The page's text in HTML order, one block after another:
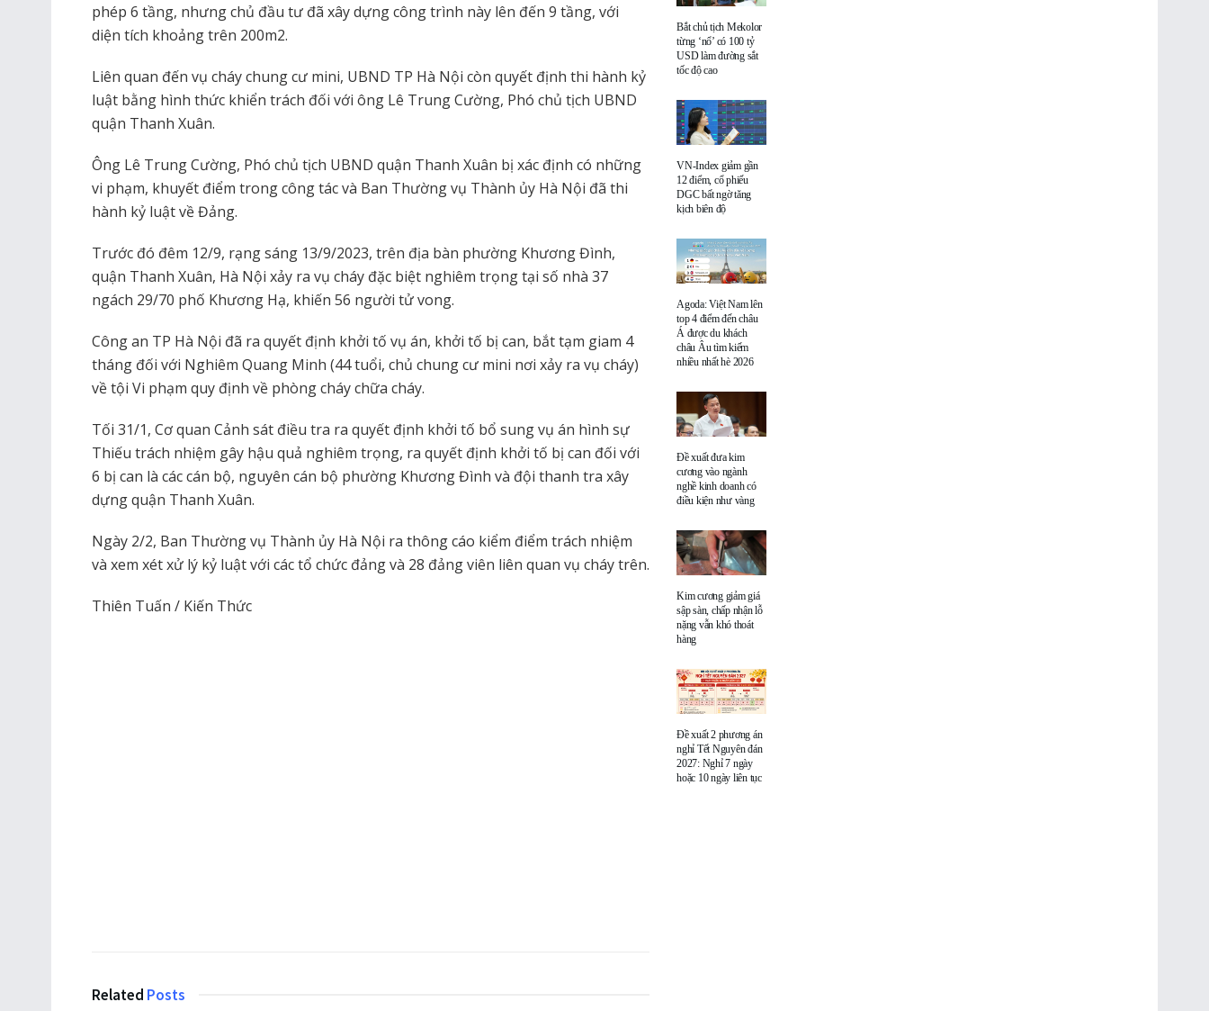
phép 6 tầng, nhưng chủ đầu tư đã xây dựng công trình này lên đến 9 tầng, với
diện tích khoảng trên 200m2.
Liên quan đến vụ cháy chung cư mini, UBND TP Hà Nội còn quyết định thi hành kỷ
luật bằng hình thức khiển trách đối với ông Lê Trung Cường, Phó chủ tịch UBND
quận Thanh Xuân.
Ông Lê Trung Cường, Phó chủ tịch UBND quận Thanh Xuân bị xác định có những
vi phạm, khuyết điểm trong công tác và Ban Thường vụ Thành ủy Hà Nội đã thi
hành kỷ luật về Đảng.
Trước đó đêm 12/9, rạng sáng 13/9/2023, trên địa bàn phường Khương Đình,
quận Thanh Xuân, Hà Nội xảy ra vụ cháy đặc biệt nghiêm trọng tại số nhà 37
ngách 29/70 phố Khương Hạ, khiến 56 người tử vong.
Công an TP Hà Nội đã ra quyết định khởi tố vụ án, khởi tố bị can, bắt tạm giam 4
tháng đối với Nghiêm Quang Minh (44 tuổi, chủ chung cư mini nơi xảy ra vụ cháy)
về tội Vi phạm quy định về phòng cháy chữa cháy.
Tối 31/1, Cơ quan Cảnh sát điều tra ra quyết định khởi tố bổ sung vụ án hình sự
Thiếu trách nhiệm gây hậu quả nghiêm trọng, ra quyết định khởi tố bị can đối với
6 bị can là các cán bộ, nguyên cán bộ phường Khương Đình và đội thanh tra xây
dựng quận Thanh Xuân.
Ngày 2/2, Ban Thường vụ Thành ủy Hà Nội ra thông cáo kiểm điểm trách nhiệm
và xem xét xử lý kỷ luật với các tổ chức đảng và 28 đảng viên liên quan vụ cháy trên.
Thiên Tuấn / Kiến Thức
Related Posts
Bắt chủ tịch Mekolor
từng ‘nổ’ có 100 tỷ
USD làm đường sắt
tốc độ cao
VN-Index giảm gần
12 điểm, cổ phiếu
DGC bất ngờ tăng
kịch biên độ
Agoda: Việt Nam lên
top 4 điểm đến châu
Á được du khách
châu Âu tìm kiếm
nhiều nhất hè 2026
Đề xuất đưa kim
cương vào ngành
nghề kinh doanh có
điều kiện như vàng
Kim cương giảm giá
sập sàn, chấp nhận lỗ
nặng vẫn khó thoát
hàng
Đề xuất 2 phương án
nghỉ Tết Nguyên đán
2027: Nghỉ 7 ngày
hoặc 10 ngày liên tục